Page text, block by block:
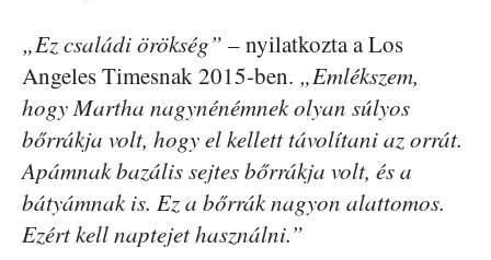
„Ez családi örökség” – nyilatkozta a Los
Angeles Timesnak 2015-ben. „Emlékszem,
hogy Martha nagynénémnek olyan súlyos
bőrrákja volt, hogy el kellett távolítani az orrát.
Apámnak bazális sejtes bőrrákja volt, és a
bátyámnak is. Ez a bőrrák nagyon alattomos.
Ezért kell naptejet használni.”